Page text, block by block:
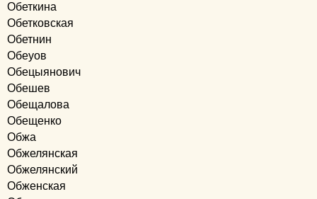
Обеткина
Обетковская
Обетнин
Обеуов
Обецыянович
Обешев
Обещалова
Обещенко
Обжа
Обжелянская
Обжелянский
Обженская